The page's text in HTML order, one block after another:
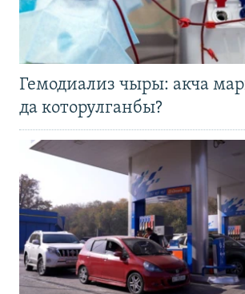
Гемодиализ чыры: акча
да которулганбы?